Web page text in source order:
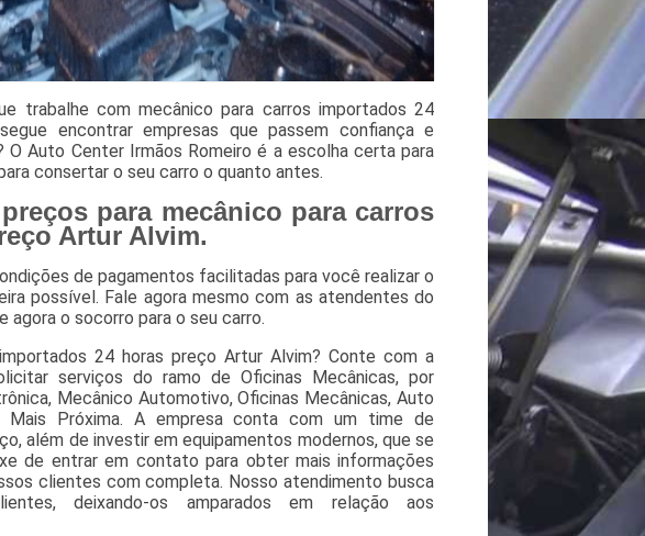
trabalhe com mecânico para carros importados 24
encontrar empresas que passem confiança e
O Auto Center Irmãos Romeiro é a escolha certa para
consertar o seu carro o quanto antes.
para mecânico para carros
Artur Alvim.
de pagamentos facilitadas para você realizar o
possível. Fale agora mesmo com as atendentes do
o socorro para o seu carro.
24 horas preço Artur Alvim? Conte com a
serviços do ramo de Oficinas Mecânicas, por
Mecânico Automotivo, Oficinas Mecânicas, Auto
Próxima. A empresa conta com um time de
além de investir em equipamentos modernos, que se
de entrar em contato para obter mais informações
clientes com completa. Nosso atendimento busca
deixando-os amparados em relação aos